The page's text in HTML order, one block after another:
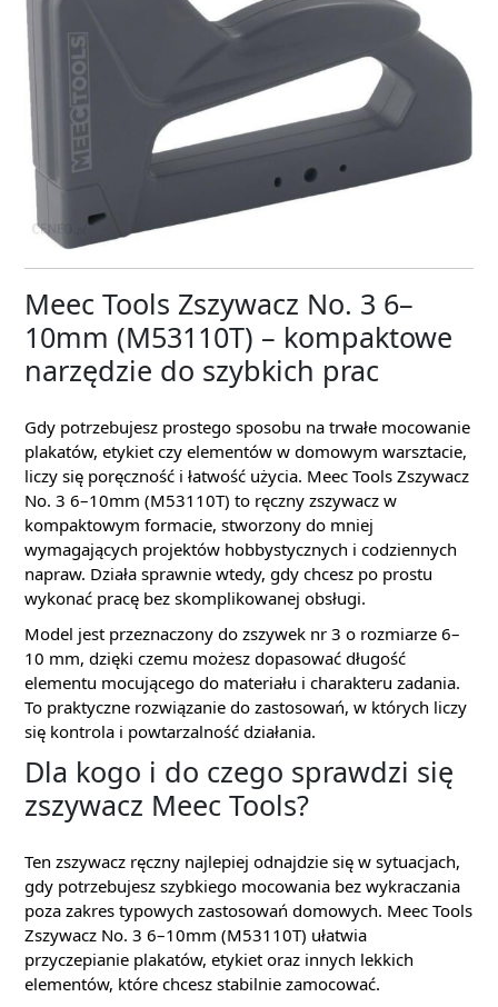
Meec Tools Zszywacz No. 3 6–
10mm (M53110T) – kompaktowe
narzędzie do szybkich prac
Gdy potrzebujesz prostego sposobu na trwałe mocowanie
plakatów, etykiet czy elementów w domowym warsztacie,
liczy się poręczność i łatwość użycia. Meec Tools Zszywacz
No. 3 6–10mm (M53110T) to ręczny zszywacz w
kompaktowym formacie, stworzony do mniej
wymagających projektów hobbystycznych i codziennych
napraw. Działa sprawnie wtedy, gdy chcesz po prostu
wykonać pracę bez skomplikowanej obsługi.
Model jest przeznaczony do zszywek nr 3 o rozmiarze 6–
10 mm, dzięki czemu możesz dopasować długość
elementu mocującego do materiału i charakteru zadania.
To praktyczne rozwiązanie do zastosowań, w których liczy
się kontrola i powtarzalność działania.
Dla kogo i do czego sprawdzi się
zszywacz Meec Tools?
Ten zszywacz ręczny najlepiej odnajdzie się w sytuacjach,
gdy potrzebujesz szybkiego mocowania bez wykraczania
poza zakres typowych zastosowań domowych. Meec Tools
Zszywacz No. 3 6–10mm (M53110T) ułatwia
przyczepianie plakatów, etykiet oraz innych lekkich
elementów, które chcesz stabilnie zamocować.